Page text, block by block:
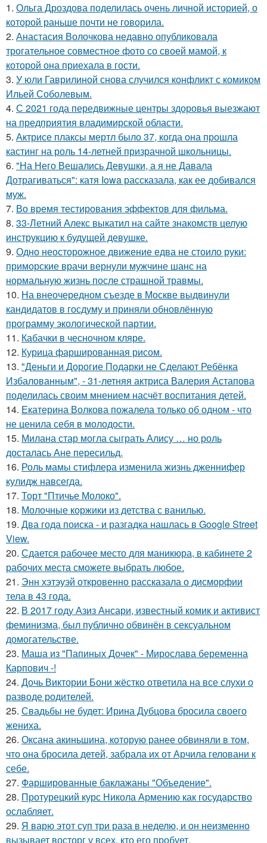
1. Ольга Дроздова поделилась очень личной историей, о
которой раньше почти не говорила.
2. Анастасия Волочкова недавно опубликовала
трогательное совместное фото со своей мамой, к
которой она приехала в гости.
3. У юли Гаврилиной снова случился конфликт с комиком
Ильей Соболевым.
4. С 2021 года передвижные центры здоровья выезжают
на предприятия владимирской области.
5. Актрисе плаксы мертл было 37, когда она прошла
кастинг на роль 14-летней призрачной школьницы.
6. "На Него Вешались Девушки, а я не Давала
Дотрагиваться": катя Iowa рассказала, как ее добивался
муж.
7. Во время тестирования эффектов для фильма.
8. 33-Летний Алекс выкатил на сайте знакомств целую
инструкцию к будущей девушке.
9. Одно неосторожное движение едва не стоило руки:
приморские врачи вернули мужчине шанс на
нормальную жизнь после страшной травмы.
10. На внеочередном съезде в Москве выдвинули
кандидатов в госдуму и приняли обновлённую
программу экологической партии.
11. Кабачки в чесночном кляре.
12. Курица фаршированная рисом.
13. "Деньги и Дорогие Подарки не Сделают Ребёнка
Избалованным", - 31-летняя актриса Валерия Астапова
поделилась своим мнением насчёт воспитания детей.
14. Екатерина Волкова пожалела только об одном - что
не ценила себя в молодости.
15. Милана стар могла сыграть Алису … но роль
досталась Ане пересильд.
16. Роль мамы стифлера изменила жизнь дженнифер
кулидж навсегда.
17. Торт "Птичье Молоко".
18. Молочные коржики из детства с ванилью.
19. Два года поиска - и разгадка нашлась в Google Street
View.
20. Сдается рабочее место для маникюра, в кабинете 2
рабочих места сможете выбрать любое.
21. Энн хэтэуэй откровенно рассказала о дисморфии
тела в 43 года.
22. В 2017 году Азиз Ансари, известный комик и активист
феминизма, был публично обвинён в сексуальном
домогательстве.
23. Маша из "Папиных Дочек" - Мирослава беременна
Карпович -!
24. Дочь Виктории Бони жёстко ответила на все слухи о
разводе родителей.
25. Свадьбы не будет: Ирина Дубцова бросила своего
жениха.
26. Оксана акиньшина, которую ранее обвиняли в том,
что она бросила детей, забрала их от Арчила геловани к
себе.
27. Фаршированные баклажаны "Объедение".
28. Протурецкий курс Никола Армению как государство
ослабляет.
29. Я варю этот суп три раза в неделю, и он неизменно
вызывает восторг у всех, кто его пробует.